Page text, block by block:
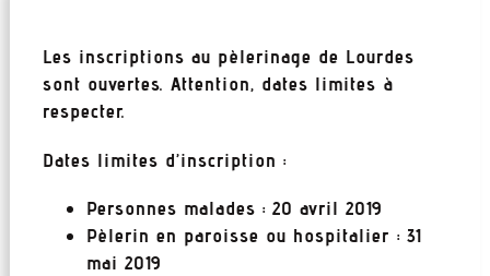
Les inscriptions au pèlerinage de Lourdes
sont ouvertes. Attention, dates limites à
respecter.
Dates limites d’inscription :
Personnes malades : 20 avril 2019
Pèlerin en paroisse ou hospitalier : 31
mai 2019